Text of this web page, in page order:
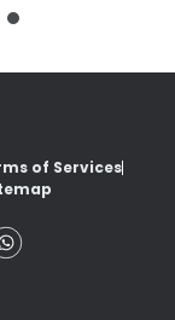
of Services